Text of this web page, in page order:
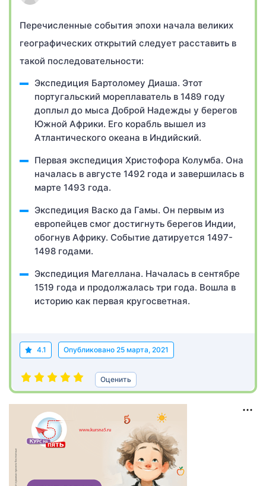
Перечисленные события эпохи начала великих
географических открытий следует расставить в
такой последовательности:
Экспедиция Бартоломеу Диаша. Этот
португальский мореплаватель в 1489 году
доплыл до мыса Доброй Надежды у берегов
Южной Африки. Его корабль вышел из
Атлантического океана в Индийский.
Первая экспедиция Христофора Колумба. Она
началась в августе 1492 года и завершилась в
марте 1493 года.
Экспедиция Васко да Гамы. Он первым из
европейцев смог достигнуть берегов Индии,
обогнув Африку. Событие датируется 1497-
1498 годами.
Экспедиция Магеллана. Началась в сентябре
1519 года и продолжалась три года. Вошла в
историю как первая кругосветная.
4.1 Опубликовано 25 марта, 2021
Оценить